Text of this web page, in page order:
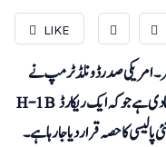
LIKE
امریکی صدر ڈونلڈ ٹرمپ نے
H-1B ورکرز ویزوں کی سالانہ فیس 100,000 ڈالر تک بڑھا دی ہے جو کہ ایک ریکارڈ
کا حصہ قرار دیا جا رہا ہے۔